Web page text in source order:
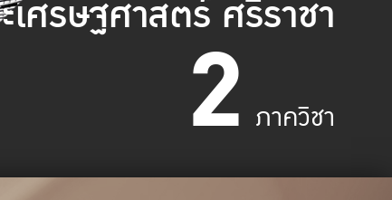
ศรษฐศาสตร์ ศรีราชา
2 ภาควิชา